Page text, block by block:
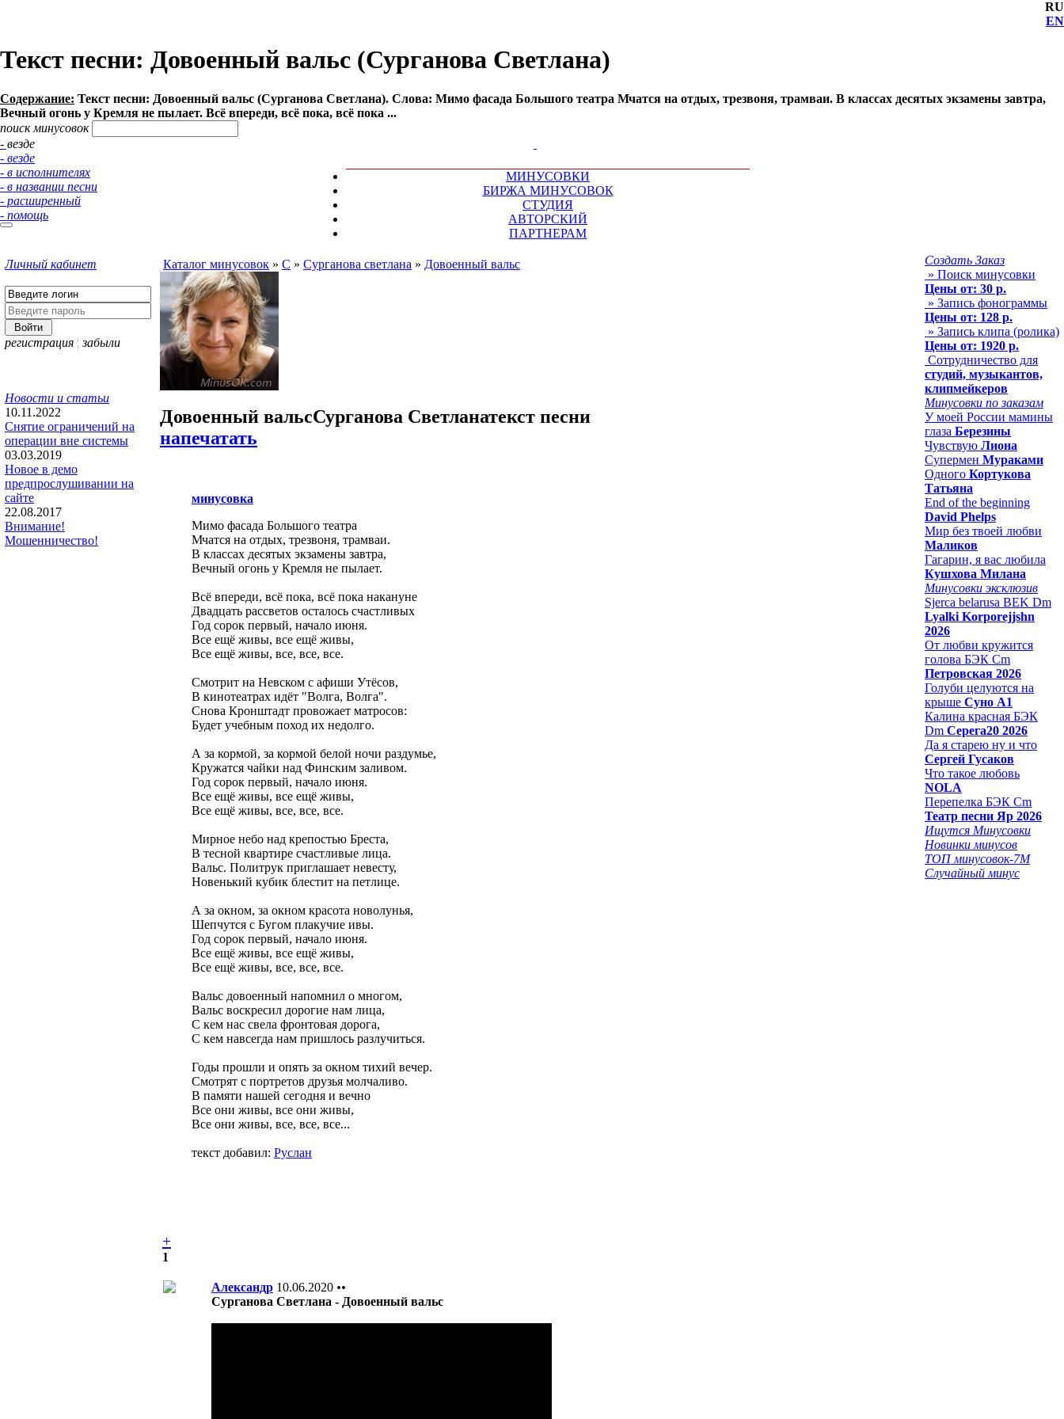
RU
EN
Текст песни: Довоенный вальс (Сурганова Светлана)
Содержание: Текст песни: Довоенный вальс (Сурганова Светлана). Слова: Мимо фасада Большого театра Мчатся на отдых, трезвоня, трамваи. В классах десятых экзамены завтра,
Вечный огонь у Кремля не пылает. Всё впереди, всё пока, всё пока ...
поиск минусовок
- везде
- везде
- в исполнителях
- в названии песни
- расширенный
- помощь
МИНУСОВКИ
БИРЖА МИНУСОВОК
СТУДИЯ
АВТОРСКИЙ
ПАРТНЕРАМ
Личный кабинет
регистрация ¦ забыли
Новости и статьи
10.11.2022
Снятие ограничений на
операции вне системы
03.03.2019
Новое в демо
предпрослушивании на
сайте
22.08.2017
Внимание!
Мошенничество!
Каталог минусовок » С » Сурганова светлана » Довоенный вальс
Довоенный вальсСурганова Светланатекст песни
напечатать
минусовка
Мимо фасада Большого театра
Мчатся на отдых, трезвоня, трамваи.
В классах десятых экзамены завтра,
Вечный огонь у Кремля не пылает.
Всё впереди, всё пока, всё пока накануне
Двадцать рассветов осталось счастливых
Год сорок первый, начало июня.
Все ещё живы, все ещё живы,
Все ещё живы, все, все, все.
Смотрит на Невском с афиши Утёсов,
В кинотеатрах идёт "Волга, Волга".
Снова Кронштадт провожает матросов:
Будет учебным поход их недолго.
А за кормой, за кормой белой ночи раздумье,
Кружатся чайки над Финским заливом.
Год сорок первый, начало июня.
Все ещё живы, все ещё живы,
Все ещё живы, все, все, все.
Мирное небо над крепостью Бреста,
В тесной квартире счастливые лица.
Вальс. Политрук приглашает невесту,
Новенький кубик блестит на петлице.
А за окном, за окном красота новолунья,
Шепчутся с Бугом плакучие ивы.
Год сорок первый, начало июня.
Все ещё живы, все ещё живы,
Все ещё живы, все, все, все.
Вальс довоенный напомнил о многом,
Вальс воскресил дорогие нам лица,
С кем нас свела фронтовая дорога,
С кем навсегда нам пришлось разлучиться.
Годы прошли и опять за окном тихий вечер.
Смотрят с портретов друзья молчаливо.
В памяти нашей сегодня и вечно
Все они живы, все они живы,
Все они живы, все, все, все...
текст добавил: Руслан
+
1
Александр 10.06.2020 ••
Сурганова Светлана - Довоенный вальс
Создать Заказ
» Поиск минусовки
Цены от: 30 р.
» Запись фонограммы
Цены от: 128 р.
» Запись клипа (ролика)
Цены от: 1920 р.
Сотрудничество для
студий, музыкантов,
клипмейкеров
Минусовки по заказам
У моей России мамины
глаза Березины
Чувствую Лиона
Супермен Мураками
Одного Кортукова
Татьяна
End of the beginning
David Phelps
Мир без твоей любви
Маликов
Гагарин, я вас любила
Кушхова Милана
Минусовки эксклюзив
Sjerca belarusa BEK Dm
Lyalki Korporejjshn
2026
От любви кружится
голова БЭК Cm
Петровская 2026
Голуби целуются на
крыше Суно А1
Калина красная БЭК
Dm Серега20 2026
Да я старею ну и что
Сергей Гусаков
Что такое любовь
NOLA
Перепелка БЭК Cm
Театр песни Яр 2026
Ищутся Минусовки
Новинки минусов
ТОП минусовок-7M
Случайный минус